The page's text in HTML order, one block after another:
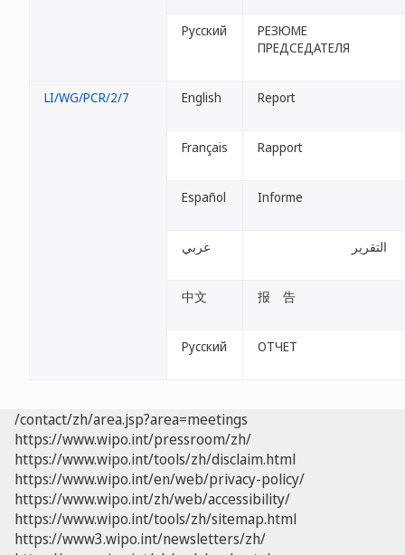
Русский
РЕЗЮМЕ
ПРЕДСЕДАТЕЛЯ
LI/WG/PCR/2/7 English Report
Français Rapport
Español Informe
عربي التقرير
中文 报 告
Русский ОТЧЕТ
/contact/zh/area.jsp?area=meetings
https://www.wipo.int/pressroom/zh/
https://www.wipo.int/tools/zh/disclaim.html
https://www.wipo.int/en/web/privacy-policy/
https://www.wipo.int/zh/web/accessibility/
https://www.wipo.int/tools/zh/sitemap.html
https://www3.wipo.int/newsletters/zh/